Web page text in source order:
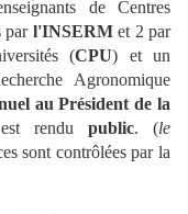
de Centres
par l'INSERMet 2 par
(CPU) et un
Agronomique
au Président de la
rendupublic. (le
sont contrôlées par la